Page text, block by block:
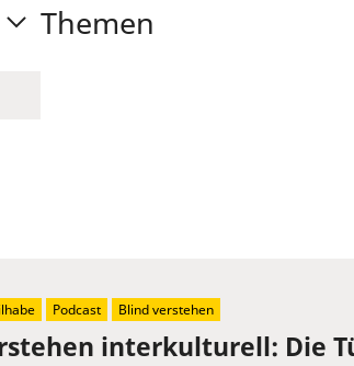
Themen
interkulturell: Die
Podcast Blind verstehen